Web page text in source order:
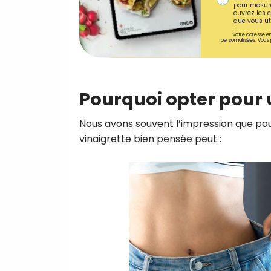
pour
ouvrez les
que vous
Votre adresse
personnalisées.
Pourquoi opter pour
Nous avons souvent l’impression que
vinaigrette bien pensée peut :